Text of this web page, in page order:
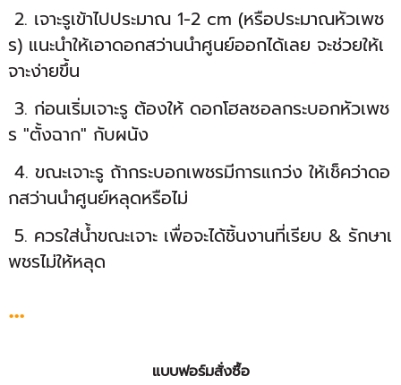
2. เจาะรูเข้าไปประมาณ 1-2 cm (หรือประมาณหัวเพช
ร) แนะนำให้เอาดอกสว่านนำศูนย์ออกได้เลย จะช่วยให้เ
จาะง่ายขึ้น
3. ก่อนเริ่มเจาะรู ต้องให้ ดอกโฮลซอลกระบอกหัวเพช
ร "ตั้งฉาก" กับผนัง
4. ขณะเจาะรู ถ้ากระบอกเพชรมีการแกว่ง ให้เช็คว่าดอ
กสว่านนำศูนย์หลุดหรือไม่
5. ควรใส่น้ำขณะเจาะ เพื่อจะได้ชิ้นงานที่เรียบ & รักษาเ
พชรไม่ให้หลุด
...
แบบฟอร์มสั่งซื้อ